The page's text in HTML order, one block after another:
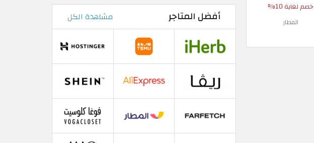
خصم لغاية 10%
المطار أفضل المتاجر مشاهدة الكل